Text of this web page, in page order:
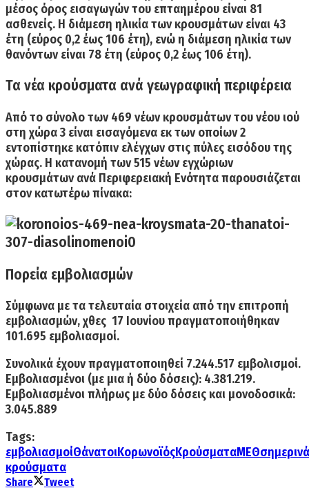
μέσος όρος εισαγωγών του επταημέρου είναι 81
ασθενείς. Η διάμεση ηλικία των κρουσμάτων είναι 43
έτη (εύρος 0,2 έως 106 έτη), ενώ η διάμεση ηλικία των
θανόντων είναι 78 έτη (εύρος 0,2 έως 106 έτη).
Τα νέα κρούσματα ανά γεωγραφική περιφέρεια
Από το σύνολο των 469 νέων κρουσμάτων του νέου ιού
στη χώρα 3 είναι εισαγόμενα εκ των οποίων 2
εντοπίστηκε κατόπιν ελέγχων στις πύλες εισόδου της
χώρας. Η κατανομή των 515 νέων εγχώριων
κρουσμάτων ανά Περιφερειακή Ενότητα παρουσιάζεται
στον κατωτέρω πίνακα:
Πορεία εμβολιασμών
Σύμφωνα με τα τελευταία στοιχεία από την επιτροπή
εμβολιασμών,χθες 17 Ιουνίουπραγματοποιήθηκαν
101.695 εμβολιασμοί.
Συνολικά έχουν πραγματοποιηθεί 7.244.517 εμβολισμοί.
Εμβολιασμένοι (με μια ή δύο δόσεις): 4.381.219.
Εμβολιασμένοι πλήρως με δύο δόσεις και μονοδοσικά:
3.045.889
Tags:
εμβολιασμοίΘάνατοιΚορωνοϊόςΚρούσματαΜΕΘσημερινά
κρούσματα
Share Tweet